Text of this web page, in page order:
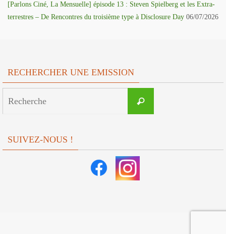
[Parlons Ciné, La Mensuelle] épisode 13 : Steven Spielberg et les Extra-
terrestres – De Rencontres du troisième type à Disclosure Day 06/07/2026
RECHERCHER UNE EMISSION
Recherche
SUIVEZ-NOUS !